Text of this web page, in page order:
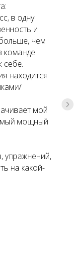
в одну
и
чем
команде
себе.
находится
мой
мощный
упражнений,
на какой-